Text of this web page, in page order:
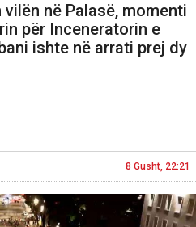
në Palasë, momenti
për Inceneratorin e
ishte në arrati prej dy
8 Gusht, 22:21